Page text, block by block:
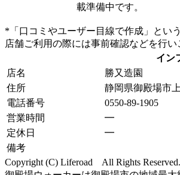
載準備中です。
*「口コミやユーザー目線で作成」とい
店舗ご利用の際には事前確認などを行い
イン
店名
勝又造園
住所
静岡県御殿場市
電話番号
0550-89-1905
営業時間
━
定休日
━
備考
Copyright (C) Liferoad All Rights